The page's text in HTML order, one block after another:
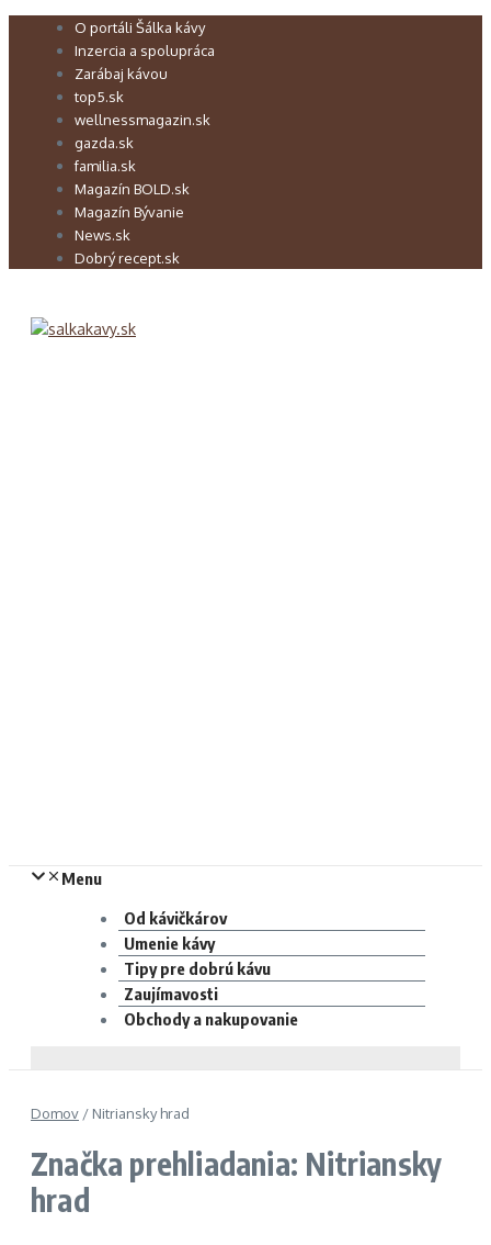
Preskočiť O portáli Šálka kávy
Inzercia a spolupráca
Zarábaj kávou
top5.sk
wellnessmagazin.sk
gazda.sk
familia.sk
Magazín BOLD.sk
Magazín Bývanie
News.sk
Dobrý recept.sk
Menu
Od kávičkárov
Umenie kávy
Tipy pre dobrú kávu
Zaujímavosti
Obchody a nakupovanie
Domov / Nitriansky hrad
Značka prehliadania: Nitriansky
hrad